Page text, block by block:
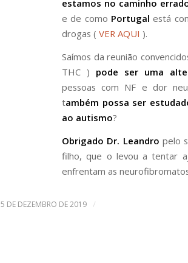
estamos no caminho
e de como Portugal está
drogas ( VER AQUI ).
Saímos da reunião
THC ) pode ser uma
pessoas com NF e dor
também possa ser
ao autismo?
Obrigado Dr. Leandro pelo
filho, que o levou a tentar
enfrentam as
5 DE DEZEMBRO DE 2019 /